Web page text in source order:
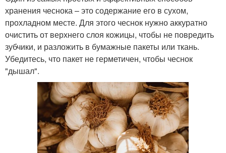
хранения чеснока – это содержание его в сухом,
прохладном месте. Для этого чеснок нужно аккуратно
очистить от верхнего слоя кожицы, чтобы не повредить
зубчики, и разложить в бумажные пакеты или ткань.
Убедитесь, что пакет не герметичен, чтобы чеснок
"дышал".